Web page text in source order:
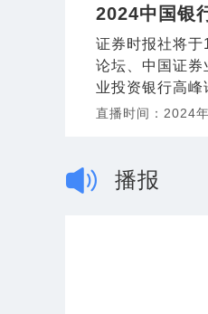
2024中国银
证券时报社将
论坛、中国证
业投资银行高峰
直播时间： 2024
播报